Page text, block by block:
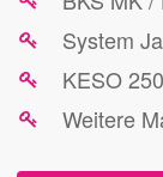
System
KESO
Weitere